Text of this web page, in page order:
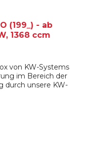
(199_) - ab
1368 ccm
von KW-Systems
im Bereich der
durch unsere KW-